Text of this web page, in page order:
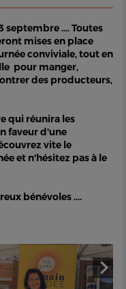
septembre .... Toutes
mises en place
conviviale, tout en
pour manger,
des producteurs,
qui réunira les
faveur d'une
vite le
et n'hésitez pas à le
bénévoles ....